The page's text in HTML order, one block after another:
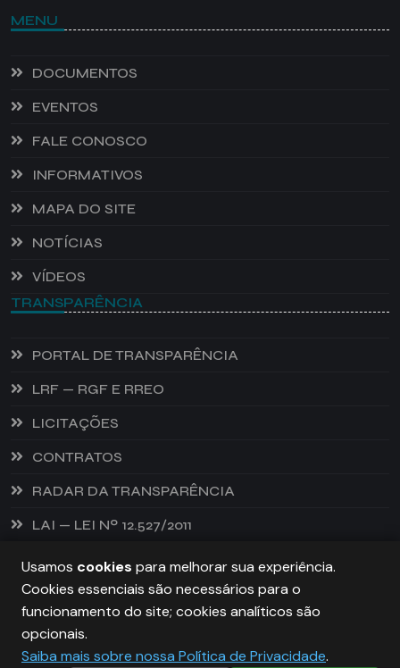
MENU
DOCUMENTOS
EVENTOS
FALE CONOSCO
INFORMATIVOS
MAPA DO SITE
NOTÍCIAS
VÍDEOS
TRANSPARÊNCIA
PORTAL DE TRANSPARÊNCIA
LRF — RGF E RREO
LICITAÇÕES
CONTRATOS
RADAR DA TRANSPARÊNCIA
LAI — LEI Nº 12.527/2011
PREFEITURA DE CASTANHEIRA, TODOS OS DIREITOS
Usamos cookies para melhorar sua experiência.
Cookies essenciais são necessários para o
funcionamento do site; cookies analíticos são
opcionais.
Saiba mais sobre nossa Política de Privacidade.